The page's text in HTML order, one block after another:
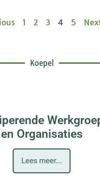
1 2 3 4 5
Koepel
en Organisaties
Lees meer...